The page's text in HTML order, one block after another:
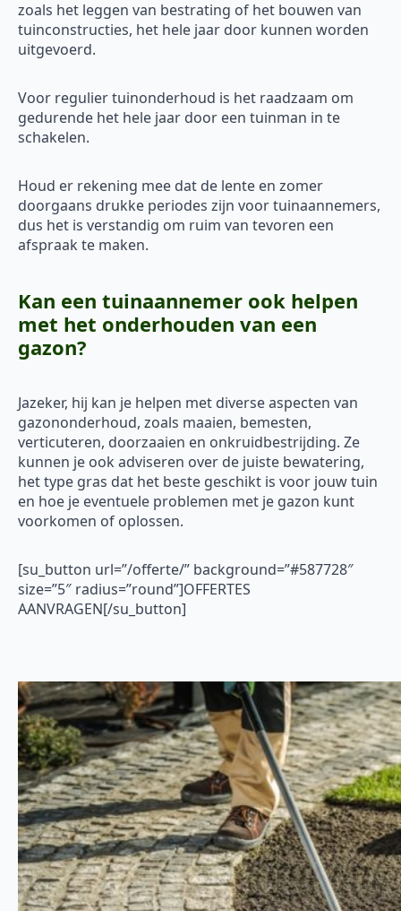
zoals het leggen van bestrating of het bouwen van
tuinconstructies, het hele jaar door kunnen worden
uitgevoerd.
Voor regulier tuinonderhoud is het raadzaam om
gedurende het hele jaar door een tuinman in te
schakelen.
Houd er rekening mee dat de lente en zomer
doorgaans drukke periodes zijn voor tuinaannemers,
dus het is verstandig om ruim van tevoren een
afspraak te maken.
Kan een tuinaannemer ook helpen
met het onderhouden van een
gazon?
Jazeker, hij kan je helpen met diverse aspecten van
gazononderhoud, zoals maaien, bemesten,
verticuteren, doorzaaien en onkruidbestrijding. Ze
kunnen je ook adviseren over de juiste bewatering,
het type gras dat het beste geschikt is voor jouw tuin
en hoe je eventuele problemen met je gazon kunt
voorkomen of oplossen.
[su_button url=”/offerte/” background=”#587728″
size=”5″ radius=”round”]OFFERTES
AANVRAGEN[/su_button]